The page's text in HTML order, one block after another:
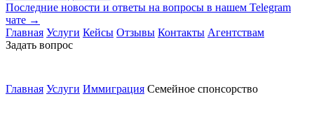
Последние новости и ответы на вопросы в нашем Telegram
чате →
Главная Услуги Кейсы Отзывы Контакты Агентствам
Задать вопрос
Главная Услуги Иммиграция Семейное спонсорство